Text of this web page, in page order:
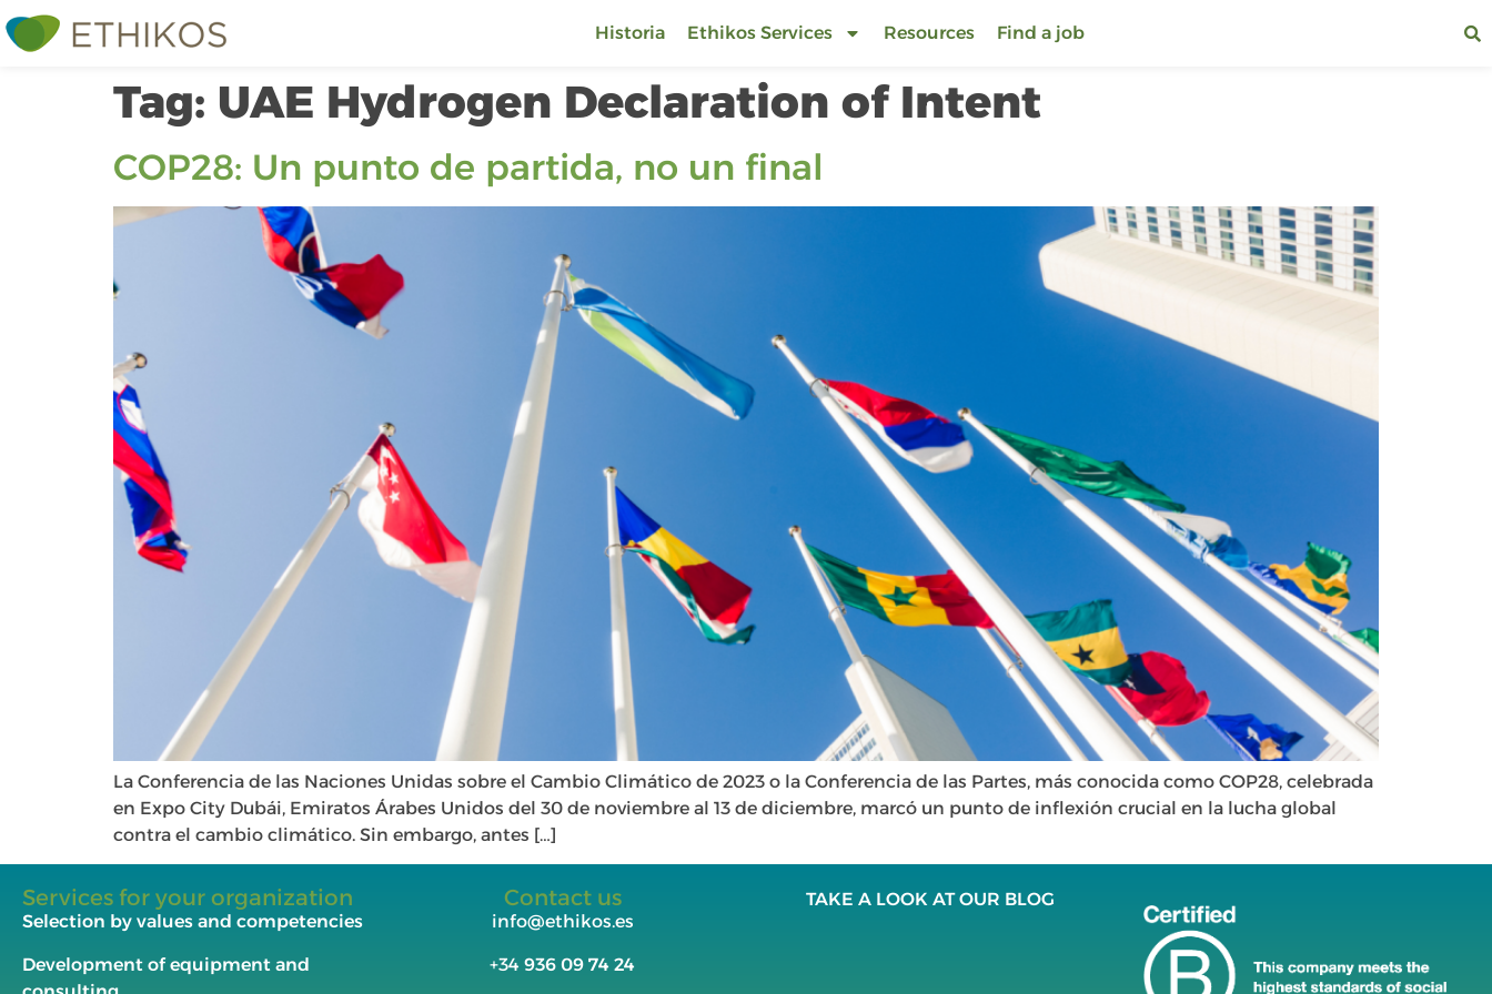
Historia Ethikos Services Resources Find a job
Tag: UAE Hydrogen Declaration of Intent
COP28: Un punto de partida, no un final
La Conferencia de las Naciones Unidas sobre el Cambio Climático de 2023 o la Conferencia de las Partes, más conocida como COP28, celebrada
en Expo City Dubái, Emiratos Árabes Unidos del 30 de noviembre al 13 de diciembre, marcó un punto de inflexión crucial en la lucha global
contra el cambio climático. Sin embargo, antes […]
Services for your organization
Selection by values and competencies
Development of equipment and
Contact us
info@ethikos.es
+34 936 09 74 24
TAKE A LOOK AT OUR BLOG